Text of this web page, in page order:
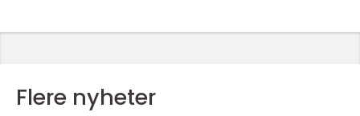
Flere nyheter